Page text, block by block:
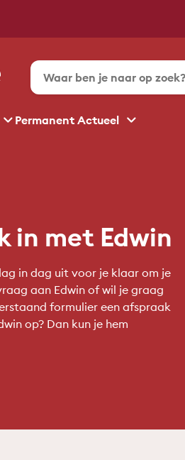
Permanent Actueel
in met Edwin
in dag uit voor je klaar om je
aan Edwin of wil je graag
formulier een afspraak
op? Dan kun je hem